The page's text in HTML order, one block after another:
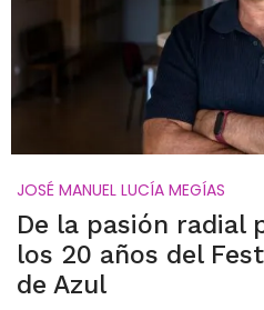
JOSÉ MANUEL LUCÍA MEGÍAS
De la pasión radial
los 20 años del
de Azul